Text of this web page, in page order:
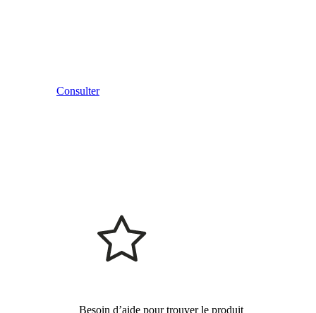
Consulter
Besoin d’aide pour trouver le produit